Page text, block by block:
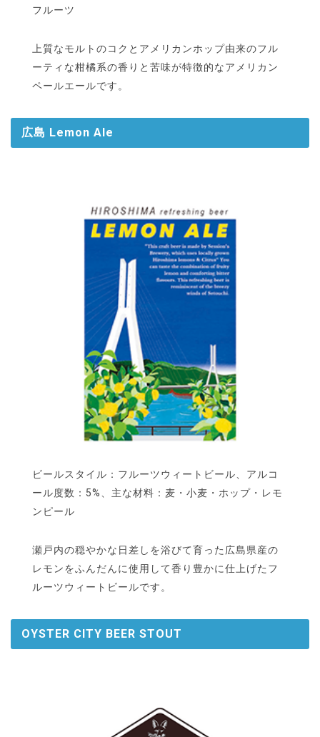
フルーツ
上質なモルトのコクとアメリカンホップ由来のフル
ーティな柑橘系の香りと苦味が特徴的なアメリカン
ペールエールです。
広島 Lemon Ale
ビールスタイル：フルーツウィートビール、アルコ
ール度数：5%、主な材料：麦・小麦・ホップ・レモ
ンピール
瀬戸内の穏やかな日差しを浴びて育った広島県産の
レモンをふんだんに使用して香り豊かに仕上げたフ
ルーツウィートビールです。
OYSTER CITY BEER STOUT